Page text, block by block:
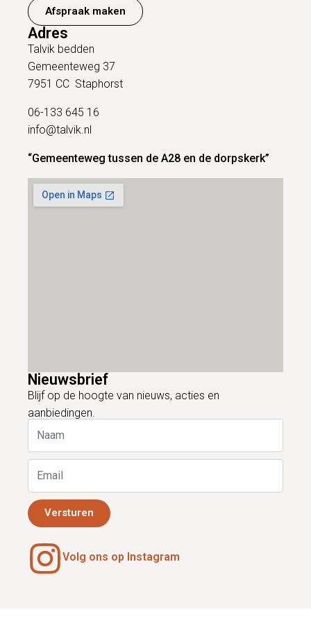
Afspraak maken
Adres
Talvik bedden
Gemeenteweg 37
7951 CC Staphorst
06-133 645 16
info@talvik.nl
“Gemeenteweg tussen de A28 en de dorpskerk”
Nieuwsbrief
Blijf op de hoogte van nieuws, acties en
aanbiedingen.
Versturen
Volg ons op Instagram